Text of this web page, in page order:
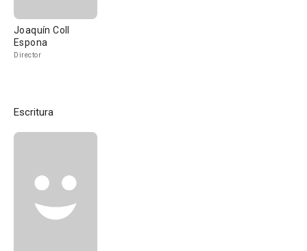
Joaquín Coll
Espona
Director
Escritura